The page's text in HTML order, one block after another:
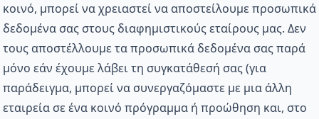
κοινό, μπορεί να χρειαστεί να αποστείλουμε προσωπικά
δεδομένα σας στους διαφημιστικούς εταίρους μας. Δεν
τους αποστέλλουμε τα προσωπικά δεδομένα σας παρά
μόνο εάν έχουμε λάβει τη συγκατάθεσή σας (για
παράδειγμα, μπορεί να συνεργαζόμαστε με μια άλλη
εταιρεία σε ένα κοινό πρόγραμμα ή προώθηση και, στο